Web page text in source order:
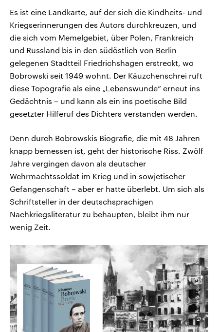
Es ist eine Landkarte, auf der sich die Kindheits- und
Kriegserinnerungen des Autors durchkreuzen, und
die sich vom Memelgebiet, über Polen, Frankreich
und Russland bis in den südöstlich von Berlin
gelegenen Stadtteil Friedrichshagen erstreckt, wo
Bobrowski seit 1949 wohnt. Der Käuzchenschrei ruft
diese Topografie als eine „Lebenswunde“ erneut ins
Gedächtnis – und kann als ein ins poetische Bild
gesetzter Hilferuf des Dichters verstanden werden.
Denn durch Bobrowskis Biografie, die mit 48 Jahren
knapp bemessen ist, geht der historische Riss. Zwölf
Jahre vergingen davon als deutscher
Wehrmachtssoldat im Krieg und in sowjetischer
Gefangenschaft – aber er hatte überlebt. Um sich als
Schriftsteller in der deutschsprachigen
Nachkriegsliteratur zu behaupten, bleibt ihm nur
wenig Zeit.